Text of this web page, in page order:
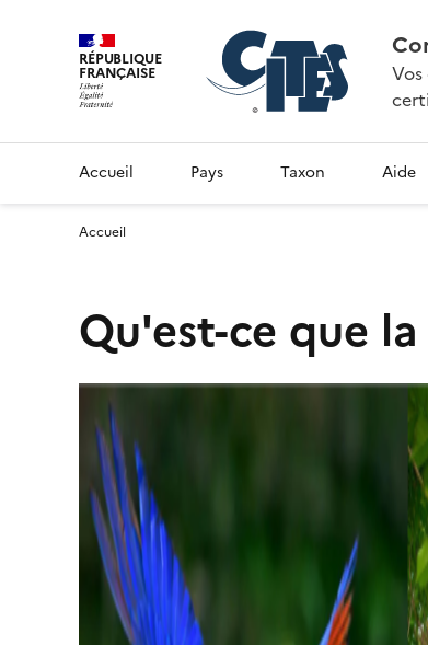
RÉPUBLIQUE
FRANÇAISE
Accueil Pays Taxon Aide
Accueil
Qu'est-ce que la